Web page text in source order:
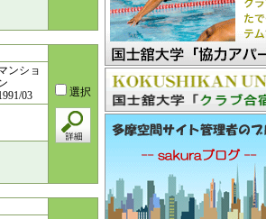
選択
ンショ
03